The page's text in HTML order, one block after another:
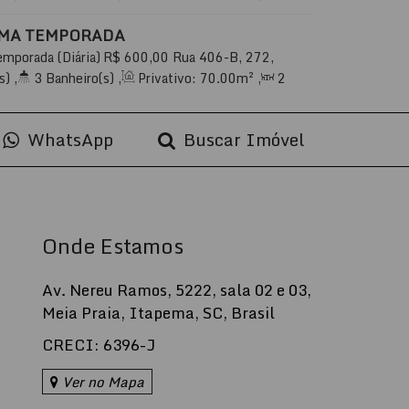
, Útil: 80.80 m²
TEMPORADA
R$ 600,00
(Diária) Rua 406-B, 272,
Itapema, Santa Catarina, Brasil
, 3 Banheiro(s) , Privativo: 70.00m² , 2
, Útil:70.00m²
WhatsApp Buscar Imóvel
Onde Estamos
Av. Nereu Ramos, 5222, sala 02 e 03,
Meia Praia, Itapema, SC, Brasil
CRECI: 6396-J
Ver no Mapa